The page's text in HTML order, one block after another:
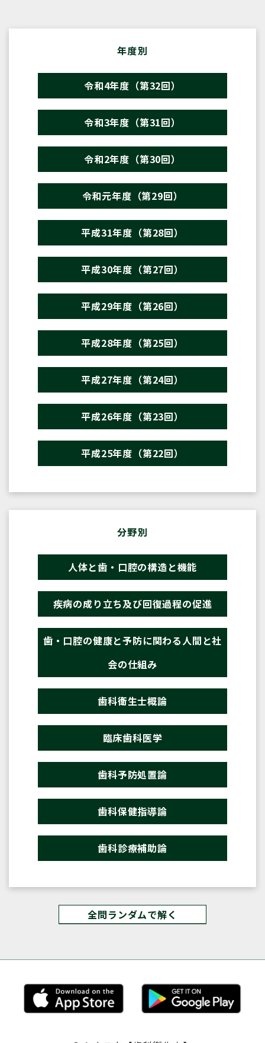
年度別
令和4年度（第32回）
令和3年度（第31回）
令和2年度（第30回）
令和元年度（第29回）
平成31年度（第28回）
平成30年度（第27回）
平成29年度（第26回）
平成28年度（第25回）
平成27年度（第24回）
平成26年度（第23回）
平成25年度（第22回）
分野別
人体と歯・口腔の構造と機能
疾病の成り立ち及び回復過程の促進
歯・口腔の健康と予防に関わる人間と社
会の仕組み
歯科衛生士概論
臨床歯科医学
歯科予防処置論
歯科保健指導論
歯科診療補助論
全問ランダムで解く